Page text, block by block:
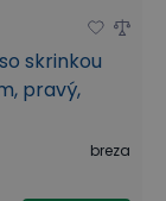
skrinkou
pravý,
breza